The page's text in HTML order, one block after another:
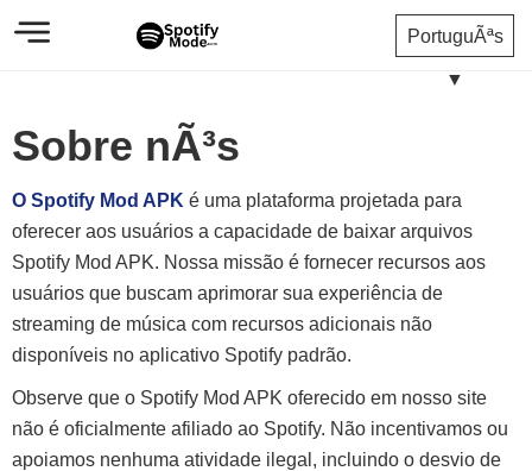
PortuguÃªs
▼
Sobre nÃ³s
O Spotify Mod APK é uma plataforma projetada para
oferecer aos usuários a capacidade de baixar arquivos
Spotify Mod APK. Nossa missão é fornecer recursos aos
usuários que buscam aprimorar sua experiência de
streaming de música com recursos adicionais não
disponíveis no aplicativo Spotify padrão.
Observe que o Spotify Mod APK oferecido em nosso site
não é oficialmente afiliado ao Spotify. Não incentivamos ou
apoiamos nenhuma atividade ilegal, incluindo o desvio de